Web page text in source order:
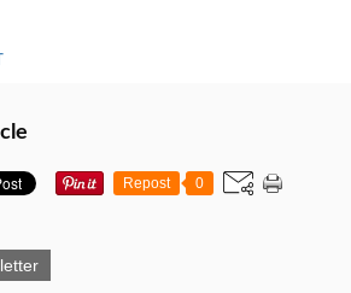
Repost 0